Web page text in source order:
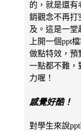
的，就是還有
銷觀念不再打
及。這是一堂
上開一個ppt
做點特效，預
一點都不難，
力喔！
感覺好酷！
對學生來說